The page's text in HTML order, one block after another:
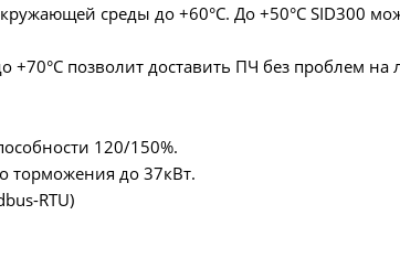
среды до +60°C. До +50°C SID300
+70°C позволит доставить ПЧ без проблем
120/150%.
торможения до 37кВт.
RTU)